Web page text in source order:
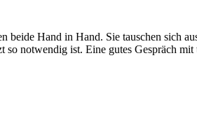
Hand in Hand. Sie tauschen sich
so notwendig ist. Eine gutes Gespräch